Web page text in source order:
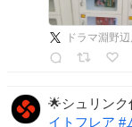
ドラマ淵野
🌟シュリンク
イトフレア #